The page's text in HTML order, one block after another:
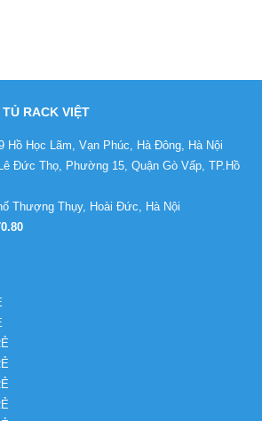
RACK VIỆT
Hồ Học Lãm, Vạn Phúc, Hà Đông, Hà Nội
Đức Thọ, Phường 15, Quận Gò Vấp, TP.Hồ
Thượng Thụy, Hoài Đức, Hà Nội